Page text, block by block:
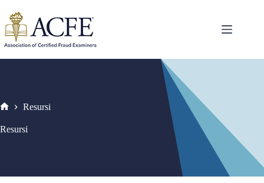
content
Resursi
Resursi